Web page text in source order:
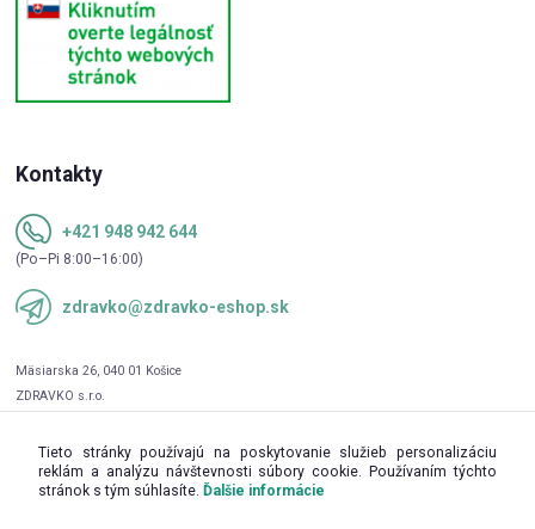
Kontakty
+421 948 942 644
(Po–Pi 8:00–16:00)
zdravko@zdravko-eshop.sk
Tieto stránky používajú na poskytovanie služieb personalizáciu
reklám a analýzu návštevnosti súbory cookie. Používaním týchto
stránok s tým súhlasíte. Ďalšie informácie